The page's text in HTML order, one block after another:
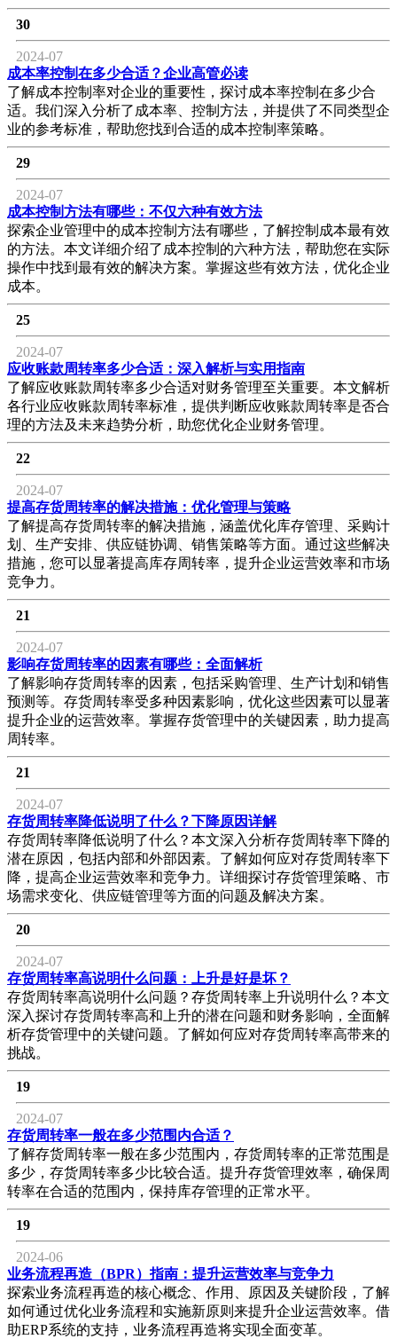
30
2024-07
成本率控制在多少合适？企业高管必读
了解成本控制率对企业的重要性，探讨成本率控制在多少合
适。我们深入分析了成本率、控制方法，并提供了不同类型企
业的参考标准，帮助您找到合适的成本控制率策略。
29
2024-07
成本控制方法有哪些：不仅六种有效方法
探索企业管理中的成本控制方法有哪些，了解控制成本最有效
的方法。本文详细介绍了成本控制的六种方法，帮助您在实际
操作中找到最有效的解决方案。掌握这些有效方法，优化企业
成本。
25
2024-07
应收账款周转率多少合适：深入解析与实用指南
了解应收账款周转率多少合适对财务管理至关重要。本文解析
各行业应收账款周转率标准，提供判断应收账款周转率是否合
理的方法及未来趋势分析，助您优化企业财务管理。
22
2024-07
提高存货周转率的解决措施：优化管理与策略
了解提高存货周转率的解决措施，涵盖优化库存管理、采购计
划、生产安排、供应链协调、销售策略等方面。通过这些解决
措施，您可以显著提高库存周转率，提升企业运营效率和市场
竞争力。
21
2024-07
影响存货周转率的因素有哪些：全面解析
了解影响存货周转率的因素，包括采购管理、生产计划和销售
预测等。存货周转率受多种因素影响，优化这些因素可以显著
提升企业的运营效率。掌握存货管理中的关键因素，助力提高
周转率。
21
2024-07
存货周转率降低说明了什么？下降原因详解
存货周转率降低说明了什么？本文深入分析存货周转率下降的
潜在原因，包括内部和外部因素。了解如何应对存货周转率下
降，提高企业运营效率和竞争力。详细探讨存货管理策略、市
场需求变化、供应链管理等方面的问题及解决方案。
20
2024-07
存货周转率高说明什么问题：上升是好是坏？
存货周转率高说明什么问题？存货周转率上升说明什么？本文
深入探讨存货周转率高和上升的潜在问题和财务影响，全面解
析存货管理中的关键问题。了解如何应对存货周转率高带来的
挑战。
19
2024-07
存货周转率一般在多少范围内合适？
了解存货周转率一般在多少范围内，存货周转率的正常范围是
多少，存货周转率多少比较合适。提升存货管理效率，确保周
转率在合适的范围内，保持库存管理的正常水平。
19
2024-06
业务流程再造（BPR）指南：提升运营效率与竞争力
探索业务流程再造的核心概念、作用、原因及关键阶段，了解
如何通过优化业务流程和实施新原则来提升企业运营效率。借
助ERP系统的支持，业务流程再造将实现全面变革。